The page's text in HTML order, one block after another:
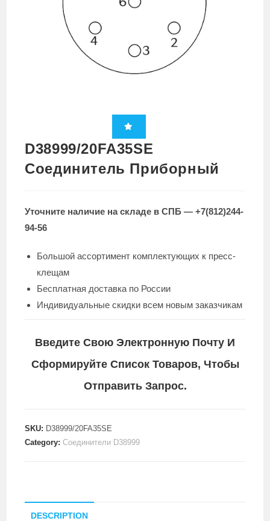
D38999/20FA35SE
Соединитель Приборный
Уточните наличие на складе в СПБ — +7(812)244-
94-56
Большой ассортимент комплектующих к пресс-
клещам
Бесплатная доставка по России
Индивидуальные скидки всем новым заказчикам
Введите Свою Электронную Почту И
Сформируйте Список Товаров, Чтобы
Отправить Запрос.
SKU: D38999/20FA35SE
Category:Соединители D38999
DESCRIPTION